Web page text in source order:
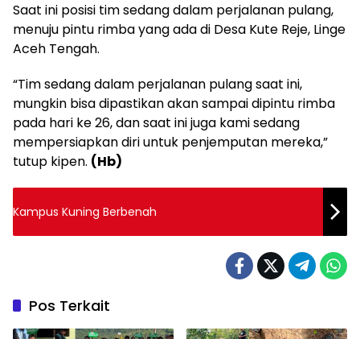
Saat ini posisi tim sedang dalam perjalanan pulang,
menuju pintu rimba yang ada di Desa Kute Reje, Linge
Aceh Tengah.
“Tim sedang dalam perjalanan pulang saat ini,
mungkin bisa dipastikan akan sampai dipintu rimba
pada hari ke 26, dan saat ini juga kami sedang
mempersiapkan diri untuk penjemputan mereka,”
tutup kipen. (Hb)
Kampus Kuning Berbenah
Pos Terkait